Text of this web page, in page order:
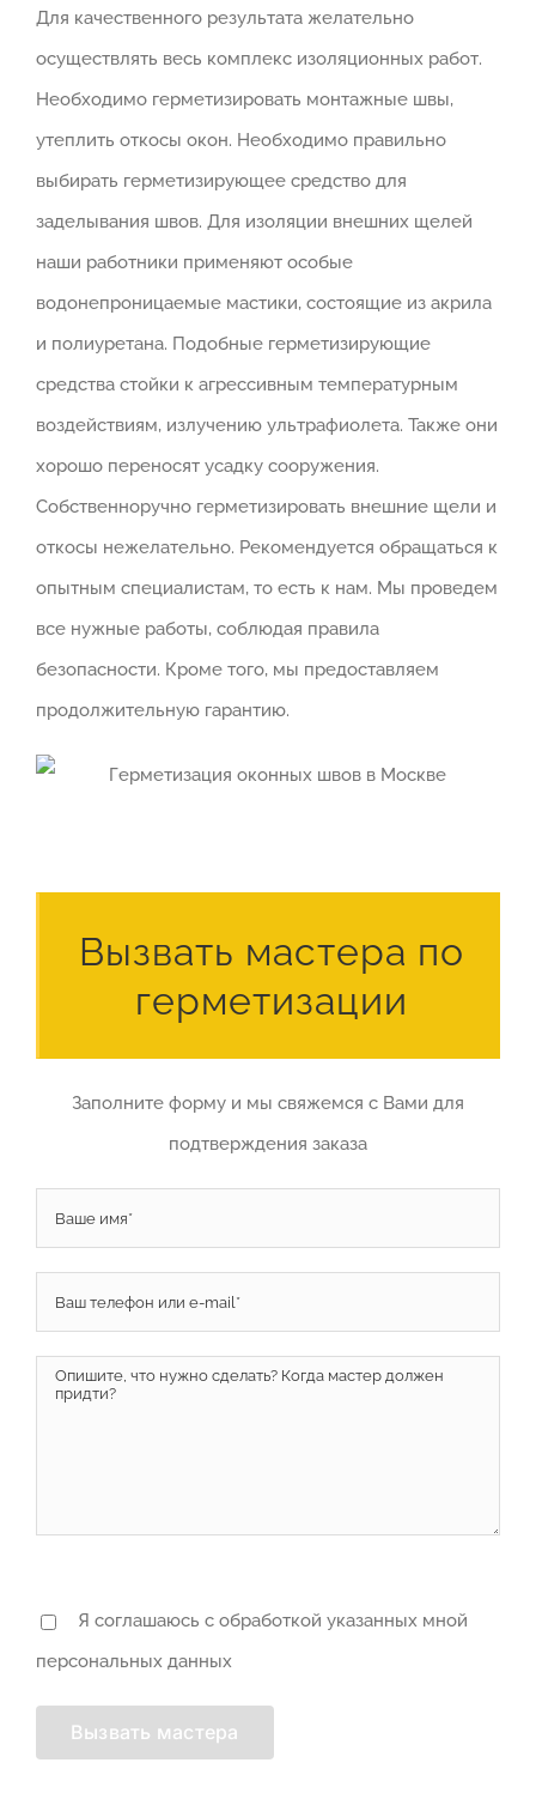
Для качественного результата желательно
осуществлять весь комплекс изоляционных работ.
Необходимо герметизировать монтажные швы,
утеплить откосы окон. Необходимо правильно
выбирать герметизирующее средство для
заделывания швов. Для изоляции внешних щелей
наши работники применяют особые
водонепроницаемые мастики, состоящие из акрила
и полиуретана. Подобные герметизирующие
средства стойки к агрессивным температурным
воздействиям, излучению ультрафиолета. Также они
хорошо переносят усадку сооружения.
Собственноручно герметизировать внешние щели и
откосы нежелательно. Рекомендуется обращаться к
опытным специалистам, то есть к нам. Мы проведем
все нужные работы, соблюдая правила
безопасности. Кроме того, мы предоставляем
продолжительную гарантию.
Вызвать мастера по
герметизации
Заполните форму и мы свяжемся с Вами для
подтверждения заказа
Я соглашаюсь с обработкой указанных мной
персональных данных